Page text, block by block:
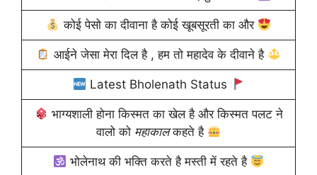
कोई पेसो का दीवाना है कोई खूबसूरती का और
आईने जेसा मेरा दिल है , हम तो महादेव के दीवाने है
Latest Bholenath Status
भाग्यशाली होना किस्मत का खेल है और किस्मत पलट ने
वालो को महाकालकहते है
भोलेनाथ की भक्ति करते है मस्ती में रहते है